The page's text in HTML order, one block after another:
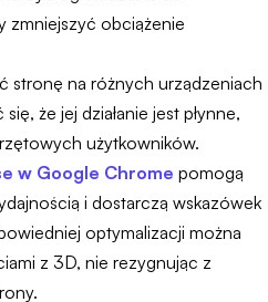
zmniejszyć obciążenie
stronę na różnych urządzeniach
że jej działanie jest płynne,
użytkowników.
w Google Chrome pomogą
i dostarczą wskazówek
optymalizacji można
z 3D, nie rezygnując z